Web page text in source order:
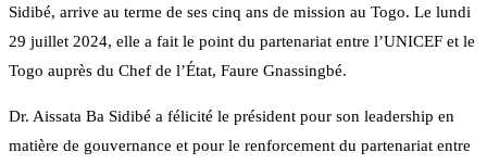
Sidibé, arrive au terme de ses cinq ans de mission au Togo. Le lundi
29 juillet 2024, elle a fait le point du partenariat entre l’UNICEF et le
Togo auprès du Chef de l’État, Faure Gnassingbé.
Dr. Aissata Ba Sidibé a félicité le président pour son leadership en
matière de gouvernance et pour le renforcement du partenariat entre